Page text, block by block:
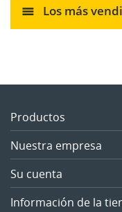
Los más
Productos
Nuestra empresa
Su cuenta
Información de la